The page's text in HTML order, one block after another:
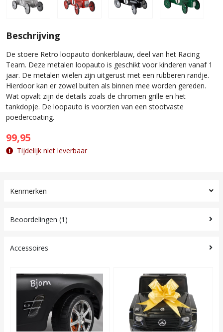
Beschrijving
De stoere Retro loopauto donkerblauw, deel van het Racing
Team. Deze metalen loopauto is geschikt voor kinderen vanaf 1
jaar. De metalen wielen zijn uitgerust met een rubberen randje.
Hierdoor kan er zowel buiten als binnen mee worden gereden.
Wat opvalt zijn de details zoals de chromen grille en het
tankdopje. De loopauto is voorzien van een stootvaste
poedercoating.
99,95
Tijdelijk niet leverbaar
Kenmerken
Beoordelingen (1)
Accessoires